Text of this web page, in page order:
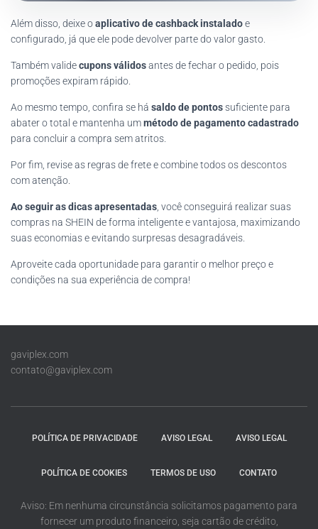
Além disso, deixe oaplicativo de cashback instaladoe
configurado, já que ele pode devolver parte do valor gasto.
Também validecupons válidosantes de fechar o pedido, pois
promoções expiram rápido.
Ao mesmo tempo, confira se há saldo de pontossuficiente para
abater o total e mantenha ummétodo de pagamento cadastrado
para concluir a compra sem atritos.
Por fim, revise as regras de frete e combine todos os descontos
com atenção.
Ao seguir as dicas apresentadas , você conseguirá realizar suas
compras na SHEIN de forma inteligente e vantajosa, maximizando
suas economias e evitando surpresas desagradáveis.
Aproveite cada oportunidade para garantir o melhor preço e
condições na sua experiência de compra!
gaviplex.com
contato@gaviplex.com
POLÍTICA DE PRIVACIDADE AVISO LEGAL AVISO LEGAL
POLÍTICA DE COOKIES TERMOS DE USO CONTATO
Aviso: Em nenhuma circunstância solicitamos pagamento para
fornecer um produto financeiro, seja cartão de crédito,